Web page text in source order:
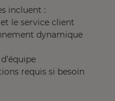
incluent :
le service client
dynamique
requis si besoin